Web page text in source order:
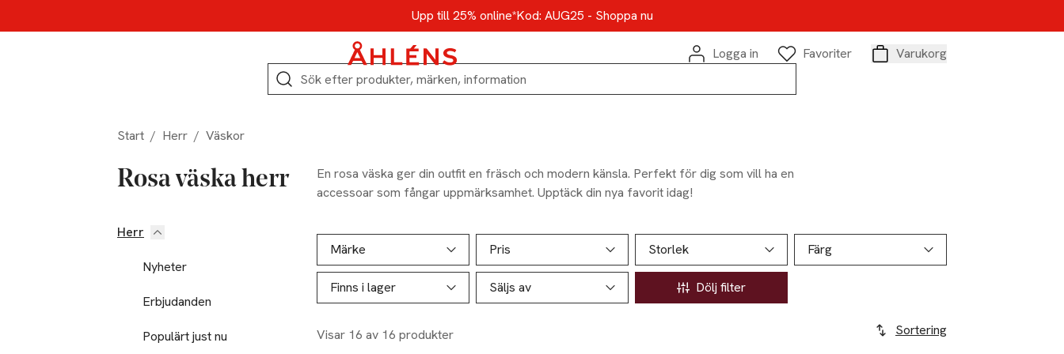
Upp till 25% online*Kod: AUG25 - Shoppa nu
Logga in
Favoriter
Varukorg
Sök
Start / Herr / Väskor
Rosa väska herr
En rosa väska ger din outfit en fräsch och modern känsla. Perfekt för dig som vill ha en
accessoar som fångar uppmärksamhet. Upptäck din nya favorit idag!
Hoppa till produktsidan
Herr
Nyheter
Erbjudanden
Populärt just nu
Hoppa till produktsidan
Märke
Pris Storlek Färg
Finns i lager Säljs av Dölj filter
Visar 16 av 16 produkter Sortering
Lista över produkter